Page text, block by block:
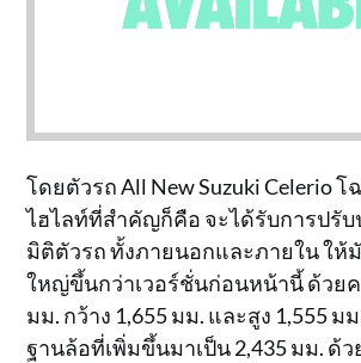
โดยตัวรถ All New Suzuki Celerio
ไฮไลท์ที่สำคัญก็คือ จะได้รับการปรับ
มิติตัวรถ ทั้งภายนอกและภายใน ให้
ใหญ่ขึ้นกว่าเวอร์ชั่นก่อนหน้านี้ ด้วยค
มม. กว้าง 1,655 มม. และสูง 1,555 ม
ฐานล้อที่เพิ่มขึ้นมาเป็น 2,435 มม. ด้ว